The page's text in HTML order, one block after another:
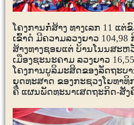
ໂຄງການກໍ່ສ້າງ ທາງເລກ 11 ແຕ່
ເຂົ້າດໍ ມີຄວາມລວງຍາວ 104,98
ສ້າງທາງຊອຍແຕ່ ບ້ານໂນນສະຫ
ເມືອງຊະນະຄາມ ລວງຍາວ 16,55
ໂຄງການບູລິມະສິດຂອງລັດຖະບ
ຍຸດທະສາດ ຂອງກະຊວງໂຍທາທິ
ຄື ແຜນພັດທະນາເສດຖະກິດ-ສັງ